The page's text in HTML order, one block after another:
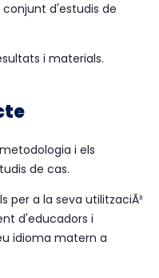
d'estudis de
i materials.
i els
de cas.
per a la seva utilitzaciÃ³
d'educadors i
idioma matern a